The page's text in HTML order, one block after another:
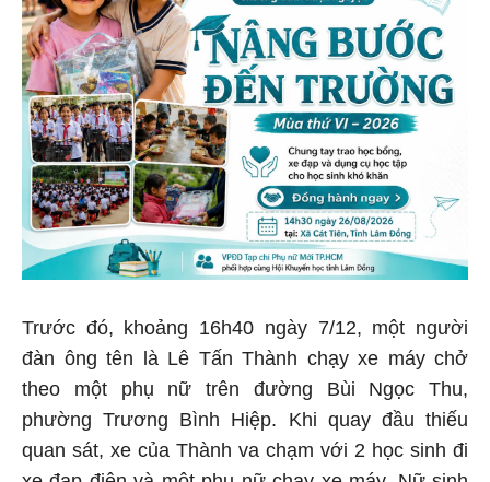
Trước đó, khoảng 16h40 ngày 7/12, một người
đàn ông tên là Lê Tấn Thành chạy xe máy chở
theo một phụ nữ trên đường Bùi Ngọc Thu,
phường Trương Bình Hiệp. Khi quay đầu thiếu
quan sát, xe của Thành va chạm với 2 học sinh đi